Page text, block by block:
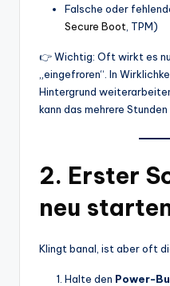
Falsche oder
Secure Boot , TPM)
👉 Wichtig: Oft wirkt es
„eingefroren“. In
Hintergrund
kann das mehrere Stunden
2. Erster
neu
Klingt banal, ist aber oft
Halte den Power-